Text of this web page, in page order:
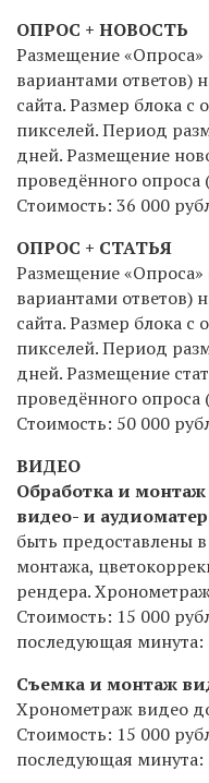
ОПРОС + НОВОСТЬ
Размещение
вариантами ответов)
сайта. Размер блока с
пикселей. Период
дней. Размещение
проведённого опроса
Стоимость: 36 000
ОПРОС + СТАТЬЯ
Размещение
вариантами ответов)
сайта. Размер блока с
пикселей. Период
дней. Размещение
проведённого опроса
Стоимость: 50 000
ВИДЕО
Обработка и
видео- и
быть предоставлены
монтажа,
рендера.
Стоимость: 15 000
последующая минута:
Съемка и монтаж
Хронометраж видео
Стоимость: 15 000
последующая минута: